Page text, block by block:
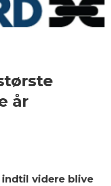
år
indtil videre blive